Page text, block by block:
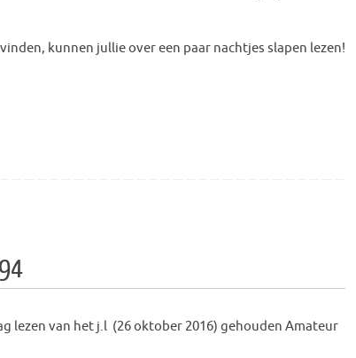
kunnen jullie over een paar nachtjes slapen lezen!
lezen van het j.l (26 oktober 2016) gehouden Amateur